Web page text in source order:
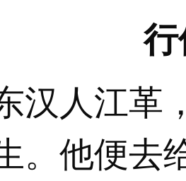
行
人江革，
。他便去